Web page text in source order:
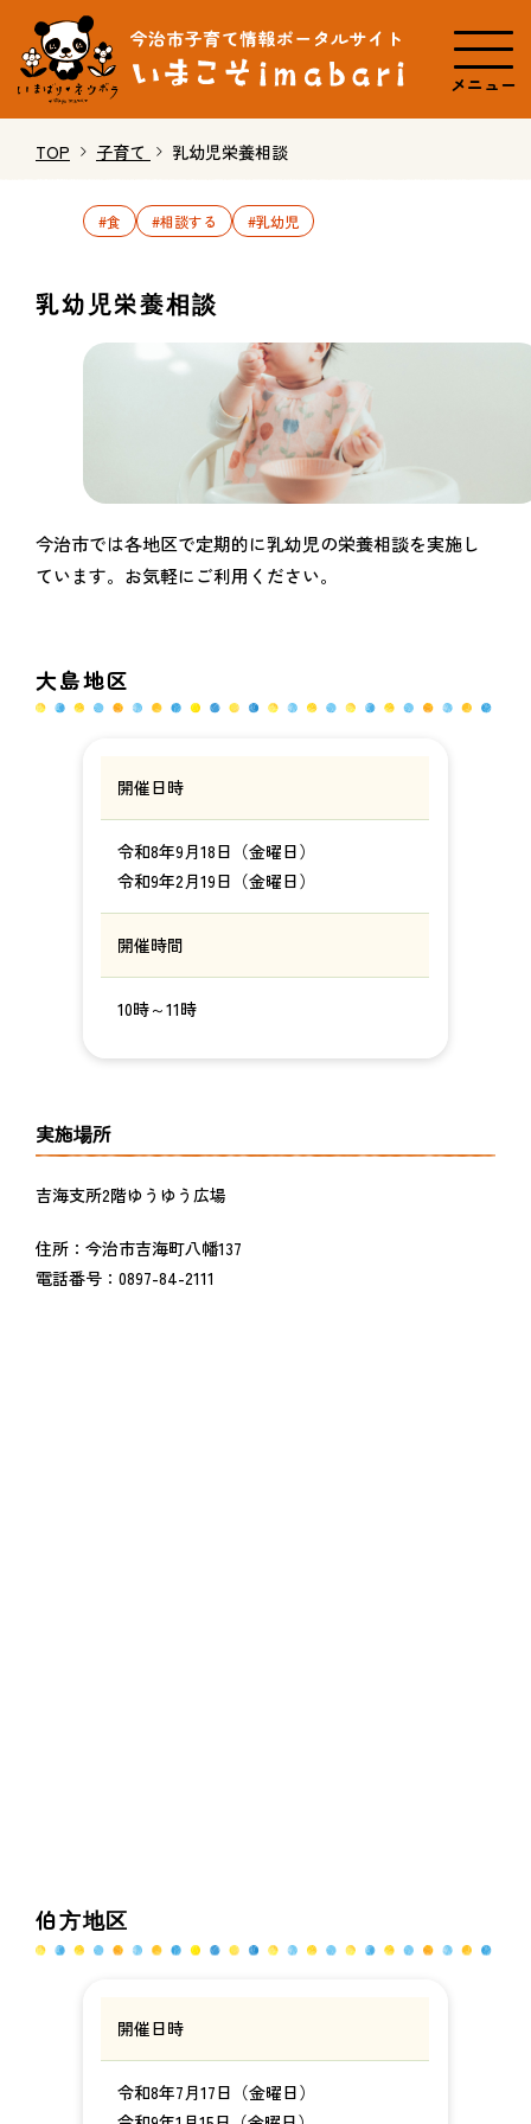
メニュー
TOP 子育て 乳幼児栄養相談
#食 #相談する #乳幼児
乳幼児栄養相談
今治市では各地区で定期的に乳幼児の栄養相談を実施し
ています。お気軽にご利用ください。
大島地区
開催日時
令和8年9月18日（金曜日）
令和9年2月19日（金曜日）
開催時間
10時～11時
実施場所
吉海支所2階ゆうゆう広場
住所：今治市吉海町八幡137
電話番号：0897-84-2111
伯方地区
開催日時
令和8年7月17日（金曜日）